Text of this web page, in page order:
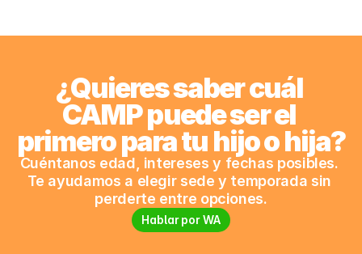
¿Quieres saber cuál
CAMP puede ser el
primero para tu hijo o hija?
Cuéntanos edad, intereses y fechas posibles.
Te ayudamos a elegir sede y temporada sin
perderte entre opciones.
Hablar por WA